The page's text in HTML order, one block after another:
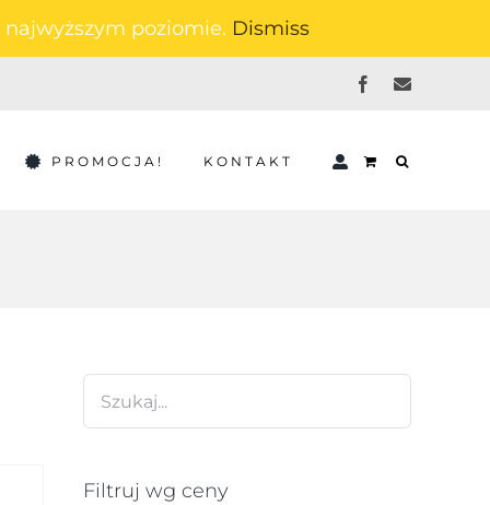
FacebookEmail
PROMOCJA! KONTAKT
Filtruj wg ceny
najwyższym poziomie. Dismiss